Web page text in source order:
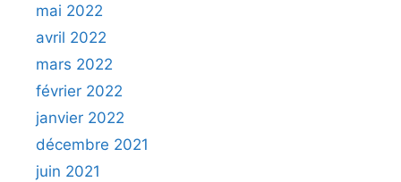
mai 2022
avril 2022
mars 2022
février 2022
janvier 2022
décembre 2021
juin 2021